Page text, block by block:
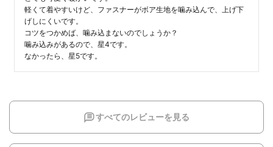
軽くて着やすいけど、ファスナーがボア生地を噛み込んで、上げ下
げしにくいです。
コツをつかめば、噛み込まないのでしょうか？
噛み込みがあるので、星4です。
なかったら、星5です。
すべてのレビューを見る